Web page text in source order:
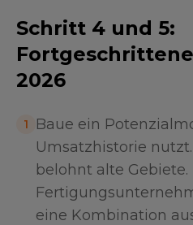
Schritt 4 und 5:
2026
1
Baue ein
Umsatzhistorie
belohnt alte Gebiete.
eine Kombination